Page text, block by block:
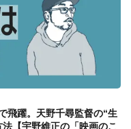
飛躍。天野千尋監督の“生
【宇野維正の「映画のこ